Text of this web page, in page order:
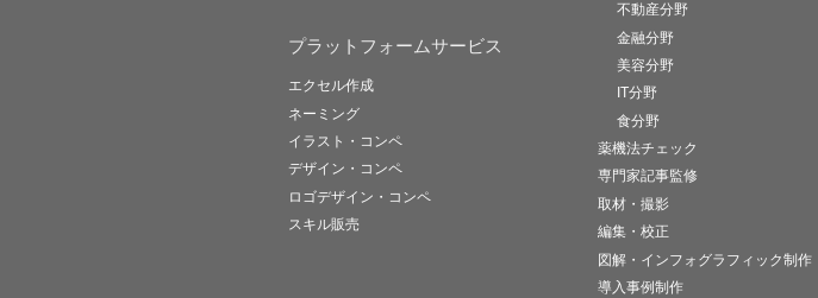
プラットフォームサービス
エクセル作成
ネーミング
イラスト・コンペ
デザイン・コンペ
ロゴデザイン・コンペ
スキル販売
不動産分野
金融分野
美容分野
IT分野
食分野
薬機法チェック
専門家記事監修
取材・撮影
編集・校正
図解・インフォグラフィック制作
導入事例制作